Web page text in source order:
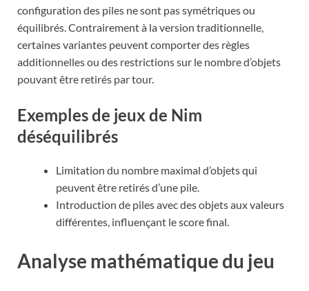
configuration des piles ne sont pas symétriques ou
équilibrés. Contrairement à la version traditionnelle,
certaines variantes peuvent comporter des règles
additionnelles ou des restrictions sur le nombre d’objets
pouvant être retirés par tour.
Exemples de jeux de Nim
déséquilibrés
Limitation du nombre maximal d’objets qui
peuvent être retirés d’une pile.
Introduction de piles avec des objets aux valeurs
différentes, influençant le score final.
Analyse mathématique du jeu